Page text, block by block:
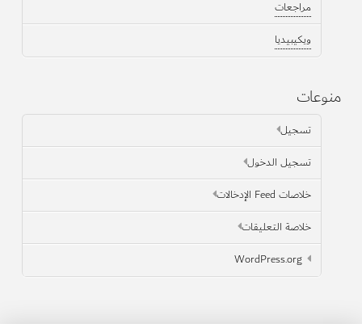
مراجعات
ويكيبيديا
منوعات
تسجيل
تسجيل الدخول
خلاصات Feed الإدخالات
خلاصة التعليقات
WordPress.org